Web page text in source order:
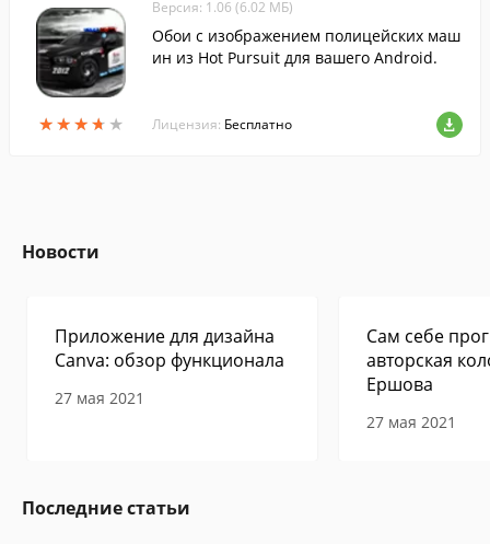
★★★★ ★
★★★★ ★
Версия: 1.06 (6.02 МБ)
Обои с изображением полицейских маш
ин из Hot Pursuit для вашего Android.
Лицензия: Бесплатно
Новости
Приложение для дизайна
Canva: обзор функционала
27 мая 2021
Сам себе
авторская
Ершова
27 мая 2021
Последние статьи